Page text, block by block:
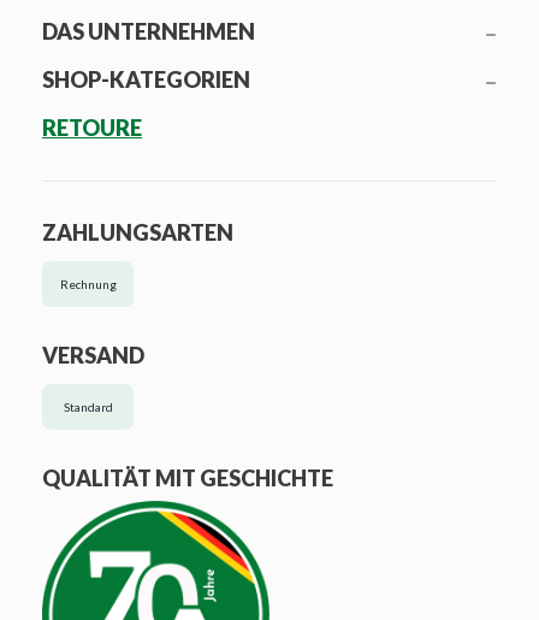
DAS UNTERNEHMEN
SHOP-KATEGORIEN
RETOURE
ZAHLUNGSARTEN
Rechnung
VERSAND
Standard
QUALITÄT MIT GESCHICHTE